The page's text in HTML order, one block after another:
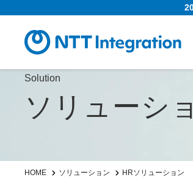
Solution
ソリューシ
HOME ソリューション HRソリューション